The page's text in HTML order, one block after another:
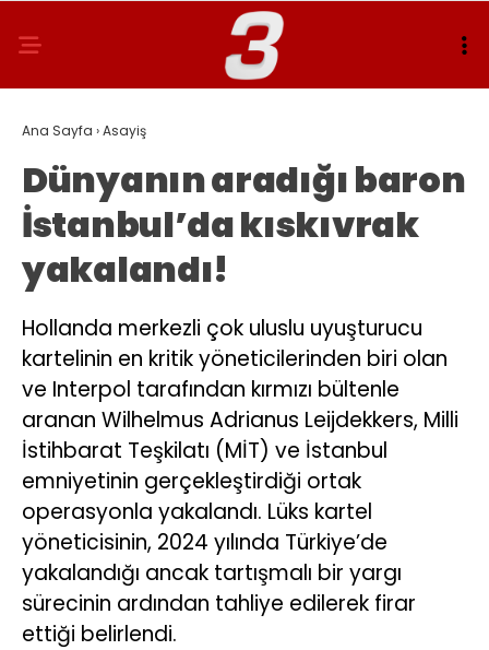
Ana Sayfa ›Asayiş
Dünyanın aradığı baron
İstanbul’da kıskıvrak
yakalandı!
Hollanda merkezli çok uluslu uyuşturucu
kartelinin en kritik yöneticilerinden biri olan
ve Interpol tarafından kırmızı bültenle
aranan Wilhelmus Adrianus Leijdekkers, Milli
İstihbarat Teşkilatı (MİT) ve İstanbul
emniyetinin gerçekleştirdiği ortak
operasyonla yakalandı. Lüks kartel
yöneticisinin, 2024 yılında Türkiye’de
yakalandığı ancak tartışmalı bir yargı
sürecinin ardından tahliye edilerek firar
ettiği belirlendi.